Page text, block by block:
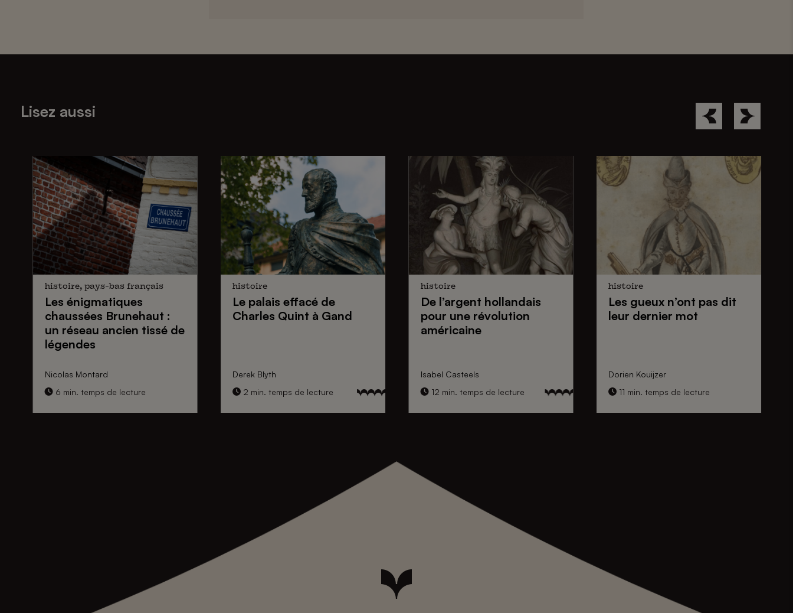
Lisez aussi
histoire, pays-bas français
Les énigmatiques
chaussées Brunehaut :
un réseau ancien tissé de
légendes
Nicolas Montard
6 min. temps de lecture
histoire
Le palais effacé de
Charles Quint à Gand
Derek Blyth
2 min. temps de lecture
histoire
De l’argent hollandais
pour une révolution
américaine
Isabel Casteels
12 min. temps de lecture
histoire
Les gueuxn’ont pas dit
leur dernier mot
Dorien Kouijzer
11 min. temps de lecture